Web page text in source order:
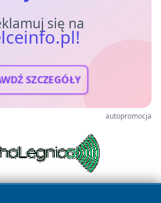
się na
SZCZEGÓŁY
autopromocja